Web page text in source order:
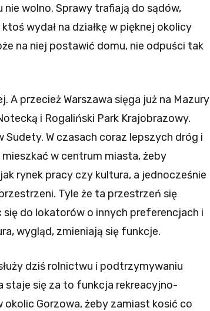
wolno. Sprawy trafiają do sądów,
wydał na działkę w pięknej okolicy
na niej postawić domu, nie odpuści tak
A przecież Warszawa sięga już na Mazury
i Rogaliński Park Krajobrazowy.
Sudety. W czasach coraz lepszych dróg i
w centrum miasta, żeby
rynek pracy czy kultura, a jednocześnie
Tyle że ta przestrzeń się
do lokatorów o innych preferencjach i
wygląd, zmieniają się funkcje.
dziś rolnictwu i podtrzymywaniu
staje się za to funkcja rekreacyjno-
Gorzowa, żeby zamiast kosić co